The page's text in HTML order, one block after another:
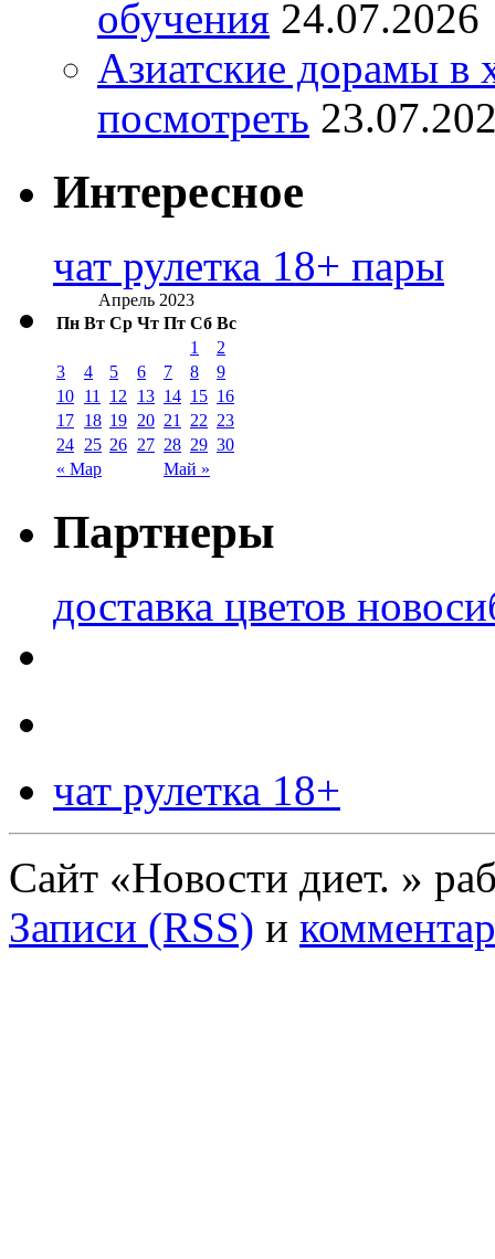
обучения 24.07.2026
Азиатские дорамы в
посмотреть
Интересное
чат рулетка 18+ пары
Апрель 2023
Пн Вт Ср Чт Пт Сб Вс
« Мар Май »
1
2
3
4 5 6 7 8
9
10 11 12 13 14 15 16
17 18 19 20 21 22 23
24 25 26 27 28 29 30
Партнеры
доставка цветов
чат рулетка 18+
Сайт «Новости диет. »
Записи (RSS) и